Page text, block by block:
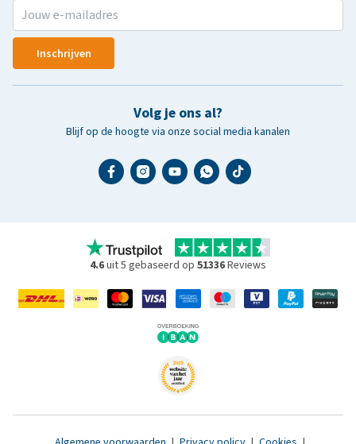
Inschrijven
Volg je ons al?
Blijf op de hoogte via onze social media kanalen
4.6uit 5 gebaseerd op 51336Reviews